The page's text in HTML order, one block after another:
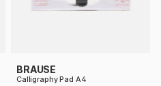
BRAUSE
Calligraphy Pad A4